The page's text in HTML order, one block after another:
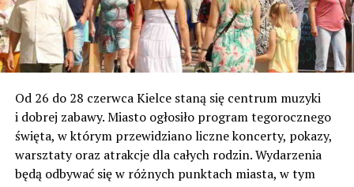
Od 26 do 28 czerwca Kielce staną się centrum muzyki
i dobrej zabawy. Miasto ogłosiło program tegorocznego
święta, w którym przewidziano liczne koncerty, pokazy,
warsztaty oraz atrakcje dla całych rodzin. Wydarzenia
będą odbywać się w różnych punktach miasta, w tym